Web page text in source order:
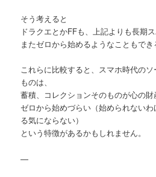
そう考えると
ドラクエとかFFも、上記よりも長期
またゼロから始めるようなこともでき
これらに比較すると、スマホ時代の
ものは、
蓄積、コレクションそのものが心の
ゼロから始めづらい（始められない
る気にならない）
という特徴があるかもしれません。
—